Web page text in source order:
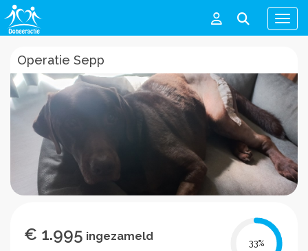
Menu
Operatie Sepp
€ 1.995 ingezameld
33%